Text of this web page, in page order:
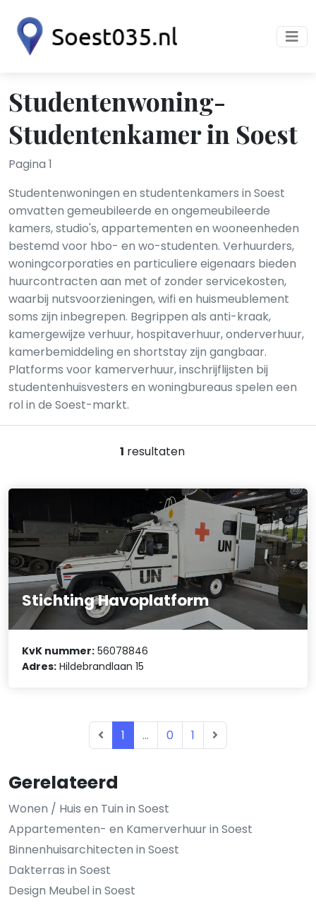
Studentenwoning-
Studentenkamer in Soest
Pagina 1
Studentenwoningen en studentenkamers in Soest
omvatten gemeubileerde en ongemeubileerde
kamers, studio's, appartementen en wooneenheden
bestemd voor hbo- en wo-studenten. Verhuurders,
woningcorporaties en particuliere eigenaars bieden
huurcontracten aan met of zonder servicekosten,
waarbij nutsvoorzieningen, wifi en huismeublement
soms zijn inbegrepen. Begrippen als anti-kraak,
kamergewijze verhuur, hospitaverhuur, onderverhuur,
kamerbemiddeling en shortstay zijn gangbaar.
Platforms voor kamerverhuur, inschrijflijsten bij
studentenhuisvesters en woningbureaus spelen een
rol in de Soest-markt.
Gerelateerd
Wonen / Huis en Tuin in Soest
Appartementen- en Kamerverhuur in Soest
Binnenhuisarchitecten in Soest
Dakterras in Soest
Design Meubel in Soest
1 resultaten
Stichting Havoplatform
KvK nummer: 56078846
Adres: Hildebrandlaan 15
1 ... 0 1